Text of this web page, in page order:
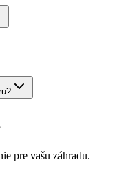
pre vašu záhradu.